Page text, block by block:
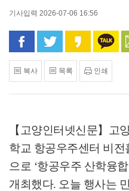
기사입력 2026-07-06 16:56
페이스북으로 공유
트위터로 공유
카카오
복사 목록 인쇄
【고양인터넷신문】 고
학교 항공우주센터 비
으로 ‘항공우주 산학융
개최했다. 오늘 행사는